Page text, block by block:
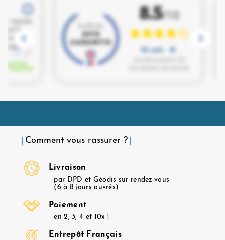
Comment vous rassurer ?
Livraison
par DPD et Géodis sur rendez-vous
(6 à 8 jours ouvrés)
Paiement
en 2, 3, 4 et 10x !
Entrepôt Français